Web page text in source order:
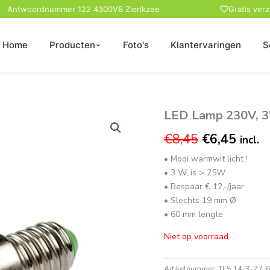
Antwoordnummer 122 4300VB Zierikzee Gratis
Home Producten Foto's Klantervaringen
LED Lamp 230V,
€8,45 prijs
was:
€8,45.
€6,45 prijs
is:
incl.
• Mooi warmwit licht !
• 3 W, is > 25W
• Bespaar € 12,-/jaar
• Slechts 19 mm Ø
• 60 mm lengte
Niet op voorraad